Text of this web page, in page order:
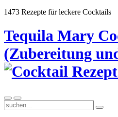
1473 Rezepte für leckere Cocktails
Tequila Mary
(Zubereitung